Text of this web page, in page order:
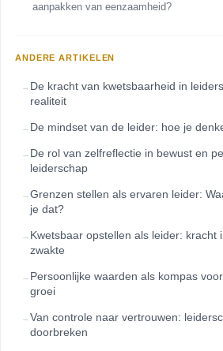
aanpakken van eenzaamheid?
ANDERE ARTIKELEN
De kracht van kwetsbaarheid in
realiteit
De mindset van de leider: hoe je
De rol van zelfreflectie in bewust en
leiderschap
Grenzen stellen als ervaren leider:
je dat?
Kwetsbaar opstellen als leider: kracht
zwakte
Persoonlijke waarden als kompas
groei
Van controle naar vertrouwen:
doorbreken